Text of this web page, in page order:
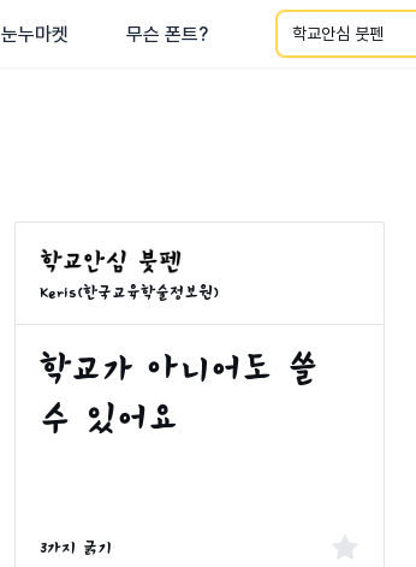
눈누마켓 무슨 폰트?
검색
Keris(한국교육학술정보원)
3가지 굵기